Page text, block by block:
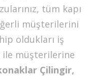
tüm kapı
müşterilerini
oldukları iş
ile müşterilerine
Çilingir,